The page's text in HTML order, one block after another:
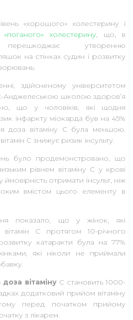
«хорошого» холестерину і
«поганого» холестерину, що, в
утворенню
на стінках судин і розвитку
здійсненому університетом
Анджелеською школою здоров’я
що у чоловіків, які щодня
інфаркту міокарда був на 45%
доза вітаміну С була меншою.
С знижує ризик інсульту.
було продемонстровано, що
рівнем вітаміну С у крові
отримати інсульт, ніж
вмістом цього елементу в
показало, що у жінок, які
С протягом 10-річного
катаракти була на 77%
які ніколи не приймали
вітаміну С становить 1000-
додатковий прийом вітаміну
перед початком прийому
з лікарем.